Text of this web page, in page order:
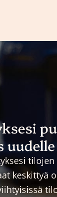
tilojen
keskittyä